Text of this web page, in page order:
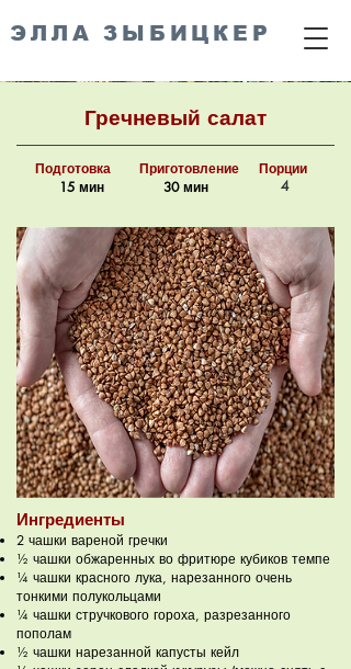
ЭЛЛА ЗЫБИЦКЕР
Гречневый салат
Подготовка
15 мин
Приготовление
30 мин
Порции
4
Ингредиенты
2 чашки вареной гречки
½ чашки обжаренных во фритюре кубиков темпе
¼ чашки красного лука, нарезанного очень
тонкими полукольцами
¼ чашки стручкового гороха, разрезанного
пополам
½ чашки нарезанной капусты кейл